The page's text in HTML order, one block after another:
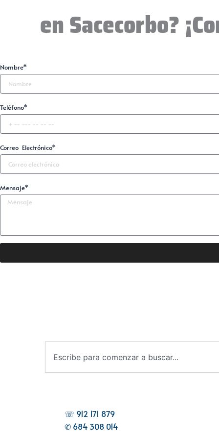
en Sacecorbo?
Nombre*
Teléfono*
Correo Electrónico*
Mensaje*
c
☏ 912 171 879
✆ 684 308 014